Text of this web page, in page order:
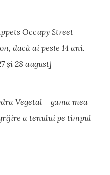
Occupy Street –
dacă ai peste 14 ani.
și 28 august]
Vegetal – gama mea
a tenului pe timpul